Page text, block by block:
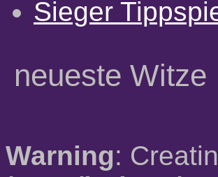
Sieger
neueste Witze
Warning: